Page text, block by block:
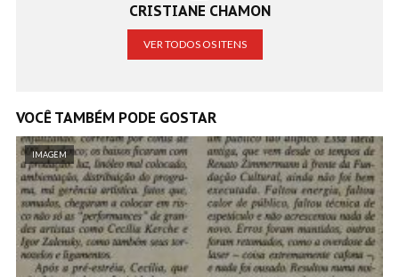
CRISTIANE CHAMON
VER TODOS OS ITENS
VOCÊ TAMBÉM PODE GOSTAR
IMAGEM